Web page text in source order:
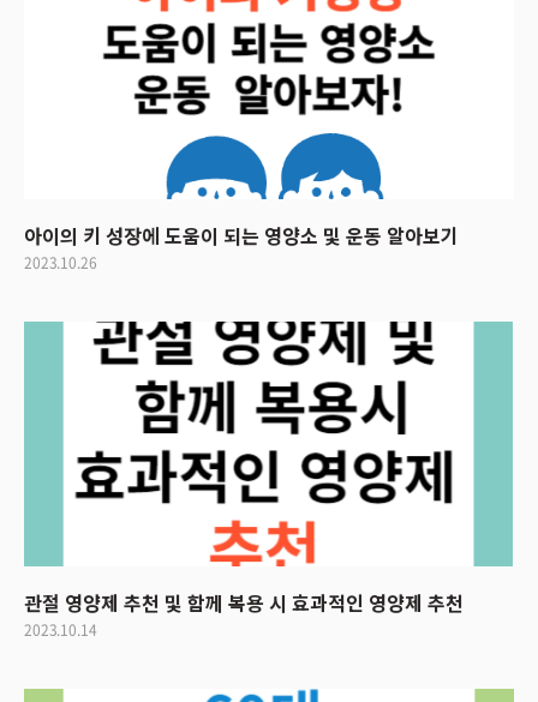
아이의 키 성장에 도움이 되는 영양소 및 운동 알아보기
2023.10.26
관절 영양제 추천 및 함께 복용 시 효과적인 영양제 추천
2023.10.14